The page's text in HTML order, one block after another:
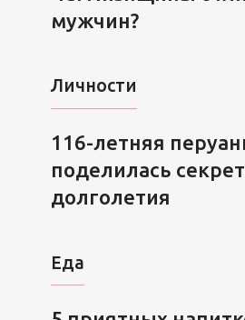
мужчин?
Личности
116-летняя
поделилась
долголетия
Еда